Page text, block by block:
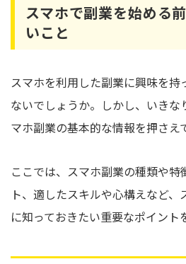
スマホで副業を始める
いこと
スマホを利用した副業に興味を持
ないでしょうか。しかし、いき
マホ副業の基本的な情報を押さえ
ここでは、スマホ副業の種類や
ト、適したスキルや心構えなど
に知っておきたい重要なポイント